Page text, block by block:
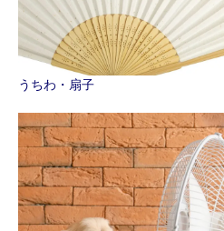
うちわ・扇子